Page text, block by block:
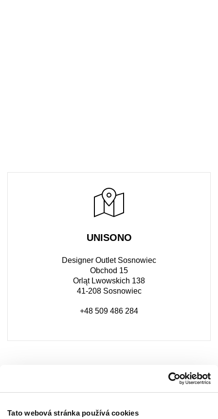
Tato webová stránka používá cookies
UNISONO
Designer Outlet Sosnowiec
Obchod 15
Orląt Lwowskich 138
41-208 Sosnowiec
+48 509 486 284